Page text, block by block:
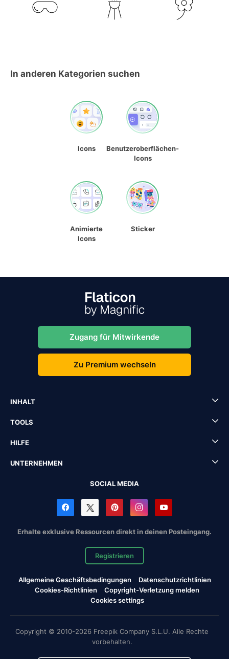
In anderen Kategorien suchen
Icons
Benutzeroberflächen-
Icons
Animierte
Icons
Sticker
Zugang für Mitwirkende
Zu Premium wechseln
INHALT
TOOLS
HILFE
UNTERNEHMEN
SOCIAL MEDIA
Erhalte exklusive Ressourcen direkt in deinen Posteingang.
Registrieren
Allgemeine Geschäftsbedingungen
Datenschutzrichtlinien
Cookies-Richtlinien
Copyright-Verletzung melden
Cookies settings
Copyright © 2010-2026 Freepik Company S.L.U. Alle Rechte
vorbehalten.